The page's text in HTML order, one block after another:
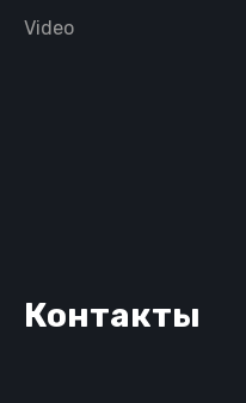
Video
Контакты